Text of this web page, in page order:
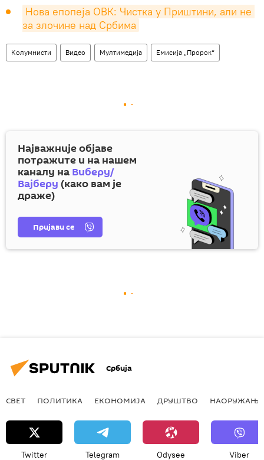
Нова епопеја ОВК: Чистка у Приштини, али не
за злочине над Србима
Колумнисти Видео Мултимедија Емисија „Пророк“
Најважније објаве
потражите и на нашем
каналу на Виберу/
Вајберу (како вам је
драже)
Пријави се
Србија
СВЕТ ПОЛИТИКА ЕКОНОМИЈА ДРУШТВО НАОРУЖАЊЕ
Twitter Telegram Odysee Viber